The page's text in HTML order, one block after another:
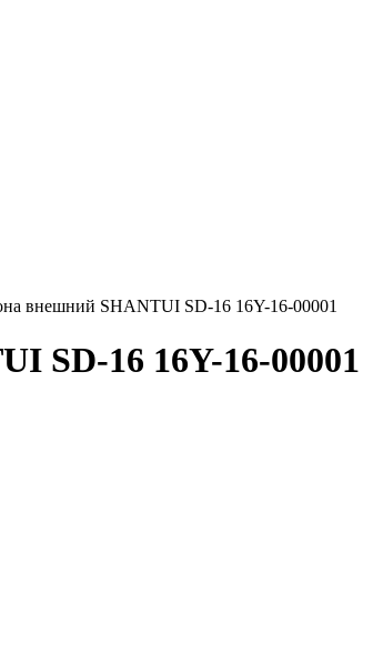
внешний SHANTUI SD-16 16Y-16-00001
SD-16 16Y-16-00001